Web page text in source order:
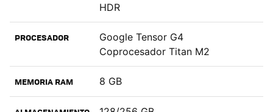
HDR
PROCESADOR
Google Tensor G4
Coprocesador Titan M2
MEMORIA RAM 8 GB